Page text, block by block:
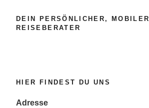
DEIN PERSÖNLICHER, MOBILER
REISEBERATER
HIER FINDEST DU UNS
Adresse